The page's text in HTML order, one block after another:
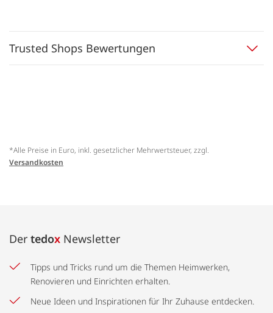
Trusted Shops Bewertungen
*Alle Preise in Euro, inkl. gesetzlicher Mehrwertsteuer, zzgl.
Versandkosten
Der tedox Newsletter
Tipps und Tricks rund um die Themen Heimwerken,
Renovieren und Einrichten erhalten.
Neue Ideen und Inspirationen für Ihr Zuhause entdecken.